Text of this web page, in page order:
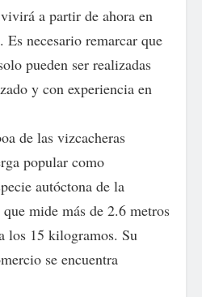
a partir de ahora en
necesario remarcar que
pueden ser realizadas
y con experiencia en
de las vizcacheras
popular como
autóctona de la
mide más de 2.6 metros
los 15 kilogramos. Su
se encuentra